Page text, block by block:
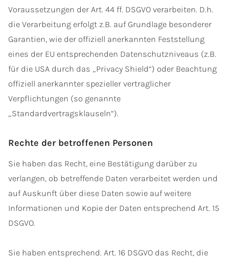
Voraussetzungen der Art. 44 ff. DSGVO verarbeiten. D.h.
die Verarbeitung erfolgt z.B. auf Grundlage besonderer
Garantien, wie der offiziell anerkannten Feststellung
eines der EU entsprechenden Datenschutzniveaus (z.B.
für die USA durch das „Privacy Shield“) oder Beachtung
offiziell anerkannter spezieller vertraglicher
Verpflichtungen (so genannte
„Standardvertragsklauseln“).
Rechte der betroffenen Personen
Sie haben das Recht, eine Bestätigung darüber zu
verlangen, ob betreffende Daten verarbeitet werden und
auf Auskunft über diese Daten sowie auf weitere
Informationen und Kopie der Daten entsprechend Art. 15
DSGVO.
Sie haben entsprechend. Art. 16 DSGVO das Recht, die